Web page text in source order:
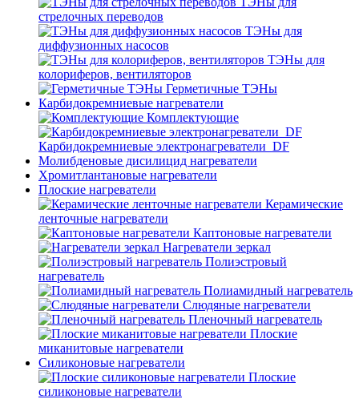
стрелочных переводов
ТЭНы для
диффузионных насосов
ТЭНы для
колориферов, вентиляторов
Герметичные ТЭНы
Карбидокремниевые нагреватели
Комплектующие
Карбидокремниевые электронагреватели_DF
Молибденовые дисилицид нагреватели
Хромитлантановые нагреватели
Плоские нагреватели
Керамические
ленточные нагреватели
Каптоновые нагреватели
Нагреватели зеркал
Полиэстровый
нагреватель
Полиамидный нагреватель
Слюдяные нагреватели
Пленочный нагреватель
Плоские
миканитовые нагреватели
Силиконовые нагреватели
Плоские
силиконовые нагреватели